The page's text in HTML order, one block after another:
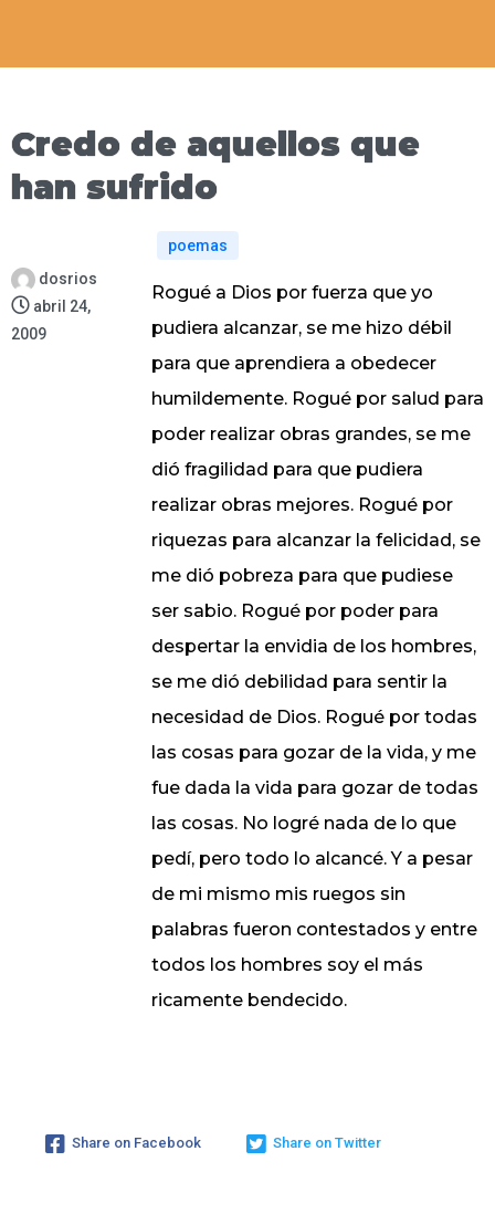
Credo de aquellos que
han sufrido
dosrios
abril 24,
2009
poemas
Rogué a Dios por fuerza que yo
pudiera alcanzar, se me hizo débil
para que aprendiera a obedecer
humildemente. Rogué por salud para
poder realizar obras grandes, se me
dió fragilidad para que pudiera
realizar obras mejores. Rogué por
riquezas para alcanzar la felicidad, se
me dió pobreza para que pudiese
ser sabio. Rogué por poder para
despertar la envidia de los hombres,
se me dió debilidad para sentir la
necesidad de Dios. Rogué por todas
las cosas para gozar de la vida, y me
fue dada la vida para gozar de todas
las cosas. No logré nada de lo que
pedí, pero todo lo alcancé. Y a pesar
de mi mismo mis ruegos sin
palabras fueron contestados y entre
todos los hombres soy el más
ricamente bendecido.
Share on Facebook Share on Twitter